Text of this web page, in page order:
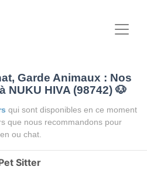
Garde Animaux : Nos
NUKU HIVA (98742) 🐶
qui sont disponibles en ce moment
que nous recommandons pour
ou chat.
Sitter